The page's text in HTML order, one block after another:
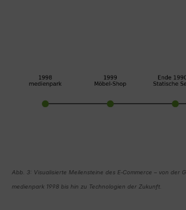
Abb. 3: Visualisierte Meilensteine des E‑Commerce – von der
medienpark 1998 bis hin zu Technologien der Zukunft.